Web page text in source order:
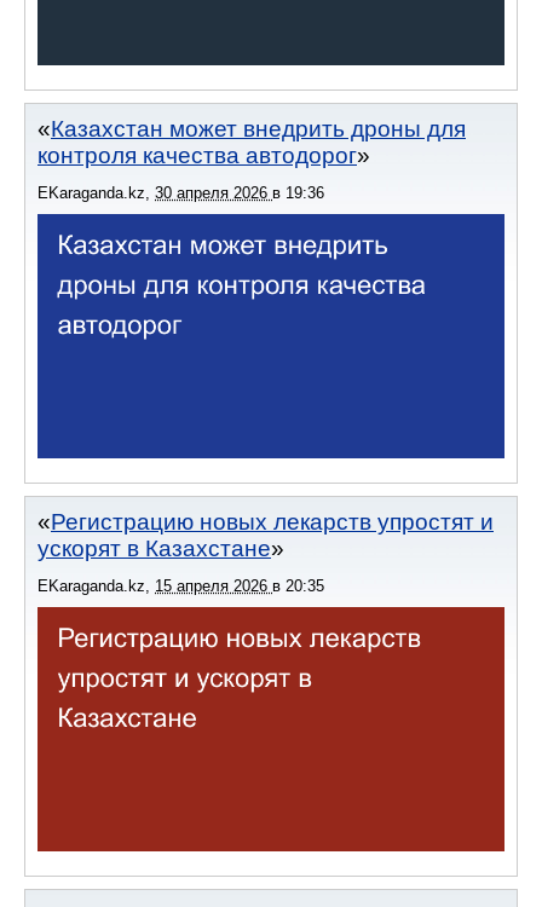
Казахстан может внедрить дроны для
контроля качества автодорог
EKaraganda.kz, 30 апреля 2026 в 19:36
Регистрацию новых лекарств упростят и
ускорят в Казахстане
EKaraganda.kz, 15 апреля 2026 в 20:35